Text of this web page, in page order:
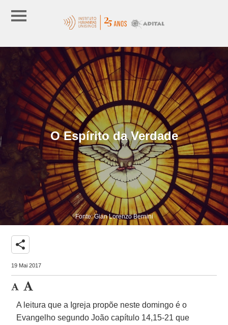
O Espírito da Verdade
Fonte: Gian Lorenzo Bernini
share
19 Mai 2017
A leitura que a Igreja propõe neste domingo é o
Evangelho segundo João capítulo 14,15-21 que